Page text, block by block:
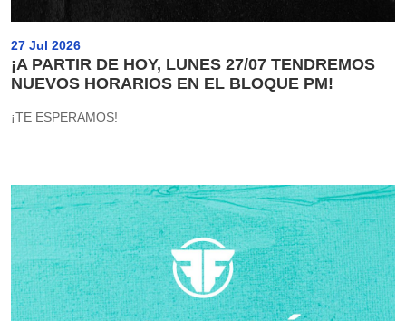
27 Jul 2026
¡A PARTIR DE HOY, LUNES 27/07 TENDREMOS
NUEVOS HORARIOS EN EL BLOQUE PM!
¡TE ESPERAMOS!